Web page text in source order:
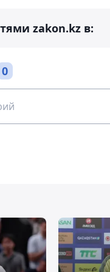
zakon.kz в:
0